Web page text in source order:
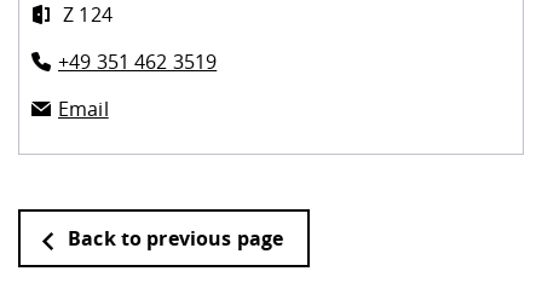
Z 124
+49 351 462 3519
Email
Back to previous page